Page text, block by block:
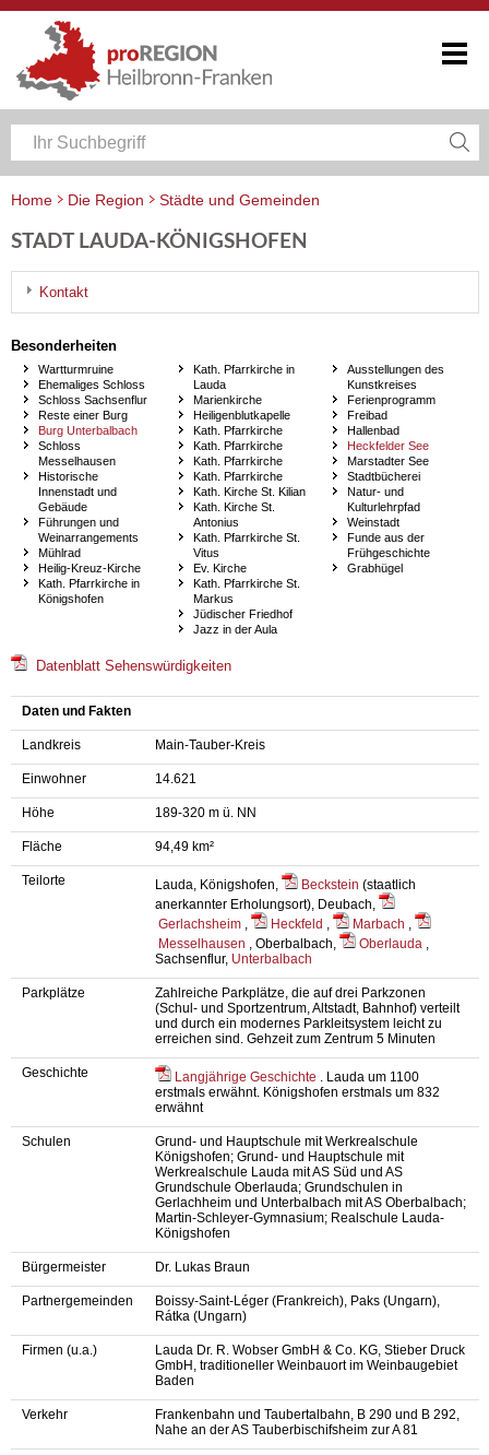
Home Die Region Städte und Gemeinden
STADT LAUDA-KÖNIGSHOFEN
Kontakt
Besonderheiten
Wartturmruine
Ehemaliges Schloss
Schloss Sachsenflur
Reste einer Burg
Burg Unterbalbach
Schloss
Messelhausen
Historische
Innenstadt und
Gebäude
Führungen und
Weinarrangements
Mühlrad
Heilig-Kreuz-Kirche
Kath. Pfarrkirche in
Königshofen
Kath. Pfarrkirche in
Lauda
Marienkirche
Heiligenblutkapelle
Kath. Pfarrkirche
Kath. Pfarrkirche
Kath. Pfarrkirche
Kath. Pfarrkirche
Kath. Kirche St. Kilian
Kath. Kirche St.
Antonius
Kath. Pfarrkirche St.
Vitus
Ev. Kirche
Kath. Pfarrkirche St.
Markus
Jüdischer Friedhof
Jazz in der Aula
Ausstellungen des
Kunstkreises
Ferienprogramm
Freibad
Hallenbad
Heckfelder See
Marstadter See
Stadtbücherei
Natur- und
Kulturlehrpfad
Weinstadt
Funde aus der
Frühgeschichte
Grabhügel
Datenblatt Sehenswürdigkeiten
Daten und Fakten
Landkreis Main-Tauber-Kreis
Einwohner 14.621
Höhe 189-320 m ü. NN
Fläche 94,49 km²
Teilorte Lauda, Königshofen, Beckstein (staatlich
anerkannter Erholungsort), Deubach,
Gerlachsheim , Heckfeld , Marbach ,
Messelhausen , Oberbalbach, Oberlauda ,
Sachsenflur, Unterbalbach
Parkplätze
Zahlreiche Parkplätze, die auf drei Parkzonen
(Schul- und Sportzentrum, Altstadt, Bahnhof) verteilt
und durch ein modernes Parkleitsystem leicht zu
erreichen sind. Gehzeit zum Zentrum 5 Minuten
Geschichte Langjährige Geschichte . Lauda um 1100
erstmals erwähnt. Königshofen erstmals um 832
erwähnt
Schulen
Grund- und Hauptschule mit Werkrealschule
Königshofen; Grund- und Hauptschule mit
Werkrealschule Lauda mit AS Süd und AS
Grundschule Oberlauda; Grundschulen in
Gerlachheim und Unterbalbach mit AS Oberbalbach;
Martin-Schleyer-Gymnasium; Realschule Lauda-
Königshofen
Bürgermeister Dr. Lukas Braun
Partnergemeinden
Boissy-Saint-Léger (Frankreich), Paks (Ungarn),
Rátka (Ungarn)
Firmen (u.a.)
Lauda Dr. R. Wobser GmbH & Co. KG, Stieber Druck
GmbH, traditioneller Weinbauort im Weinbaugebiet
Baden
Verkehr
Frankenbahn und Taubertalbahn, B 290 und B 292,
Nahe an der AS Tauberbischifsheim zur A 81